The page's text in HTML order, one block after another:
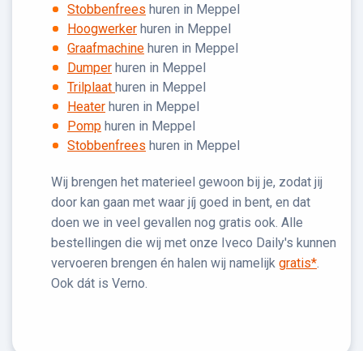
Stobbenfrees huren in Meppel
Hoogwerker huren in Meppel
Graafmachine huren in Meppel
Dumper huren in Meppel
Trilplaat huren in Meppel
Heater huren in Meppel
Pomp huren in Meppel
Stobbenfrees huren in Meppel
Wij brengen het materieel gewoon bij je, zodat jij
door kan gaan met waar jíj goed in bent, en dat
doen we in veel gevallen nog gratis ook. Alle
bestellingen die wij met onze Iveco Daily's kunnen
vervoeren brengen én halen wij namelijk gratis*.
Ook dát is Verno.